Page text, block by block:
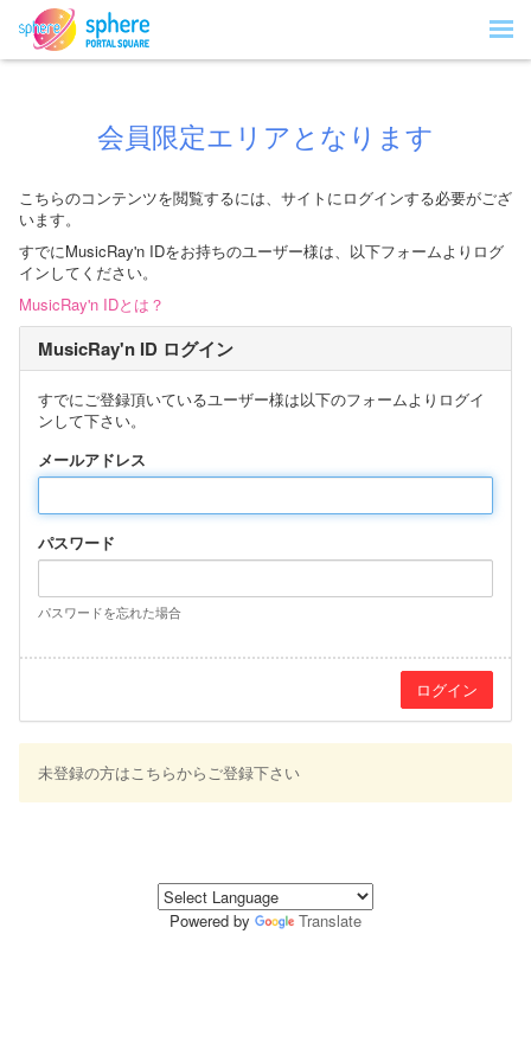
会員限定エリアとなります
こちらのコンテンツを閲覧するには、サイトにログインする必要がござ
います。
すでにMusicRay'n IDをお持ちのユーザー様は、以下フォームよりログ
インしてください。
MusicRay'n IDとは？
MusicRay'n ID ログイン
すでにご登録頂いているユーザー様は以下のフォームよりログイ
ンして下さい。
メールアドレス
パスワード
パスワードを忘れた場合
未登録の方はこちらからご登録下さい
Powered by Translate